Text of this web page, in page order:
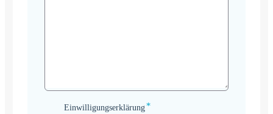
Einwilligungserklärung
Einwilligungserklärung*